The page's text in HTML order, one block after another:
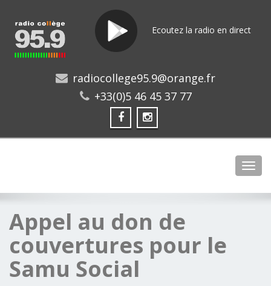
Ecoutez la radio en direct
radiocollege95.9@orange.fr
+33(0)5 46 45 37 77
Appel au don de
couvertures pour le
Samu Social